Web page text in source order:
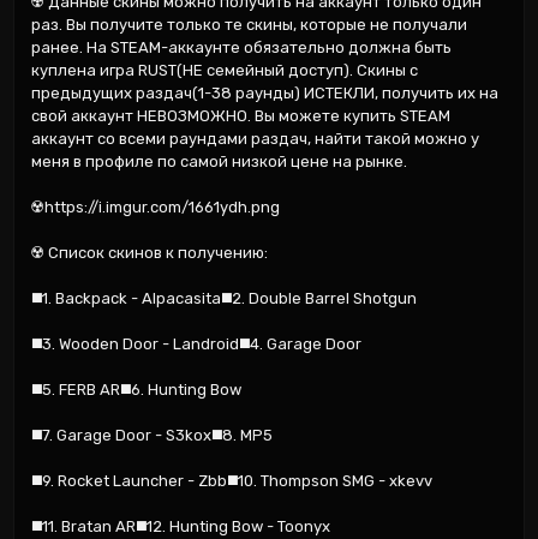
раз. Вы получите только те скины, которые не получали
ранее. На STEAM-аккаунте обязательно должна быть
куплена игра RUST(НЕ семейный доступ). Скины с
предыдущих раздач(1-38 раунды) ИСТЕКЛИ, получить их на
свой аккаунт НЕВОЗМОЖНО. Вы можете купить STEAM
аккаунт со всеми раундами раздач, найти такой можно у
меня в профиле по самой низкой цене на рынке.
☢️https://i.imgur.com/1661ydh.png
☢️ Список скинов к получению:
◼️1. Backpack - Alpacasita◼️2. Double Barrel Shotgun
◼️3. Wooden Door - Landroid◼️4. Garage Door
◼️5. FERB AR◼️6. Hunting Bow
◼️7. Garage Door - S3kox◼️8. MP5
◼️9. Rocket Launcher - Zbb◼️10. Thompson SMG - xkevv
◼️11. Bratan AR◼️12. Hunting Bow - Toonyx